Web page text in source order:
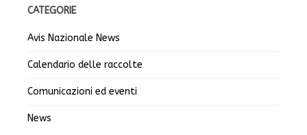
CATEGORIE
Avis Nazionale News
Calendario delle raccolte
Comunicazioni ed eventi
News